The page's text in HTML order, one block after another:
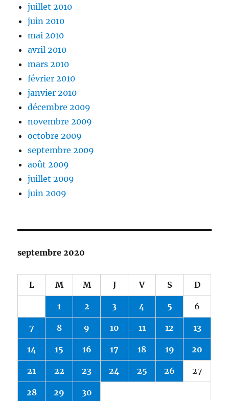
juillet 2010
juin 2010
mai 2010
avril 2010
mars 2010
février 2010
janvier 2010
décembre 2009
novembre 2009
octobre 2009
septembre 2009
août 2009
juillet 2009
juin 2009
septembre 2020
L M M J V S D
1 2 3 4 5 6
7 8 9 10 11 12 13
14 15 16 17 18 19 20
21 22 23 24 25 26 27
28 29 30